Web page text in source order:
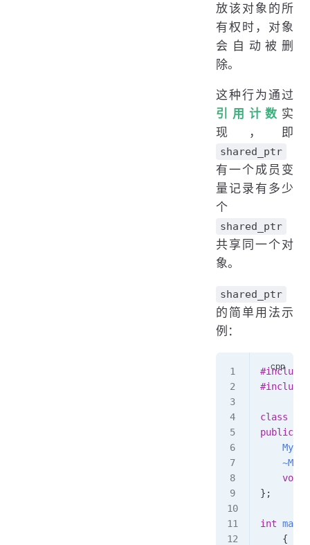
放该对象的所
有权时，对象
会自动被删
除。
这种行为通过
引用计数 实
现，即
shared_ptr
有一个成员变
量记录有多少
个
shared_ptr
共享同一个对
象。
shared_ptr
的简单用法示
例：
#include
#include
class
public:
    void
};
int main
    {